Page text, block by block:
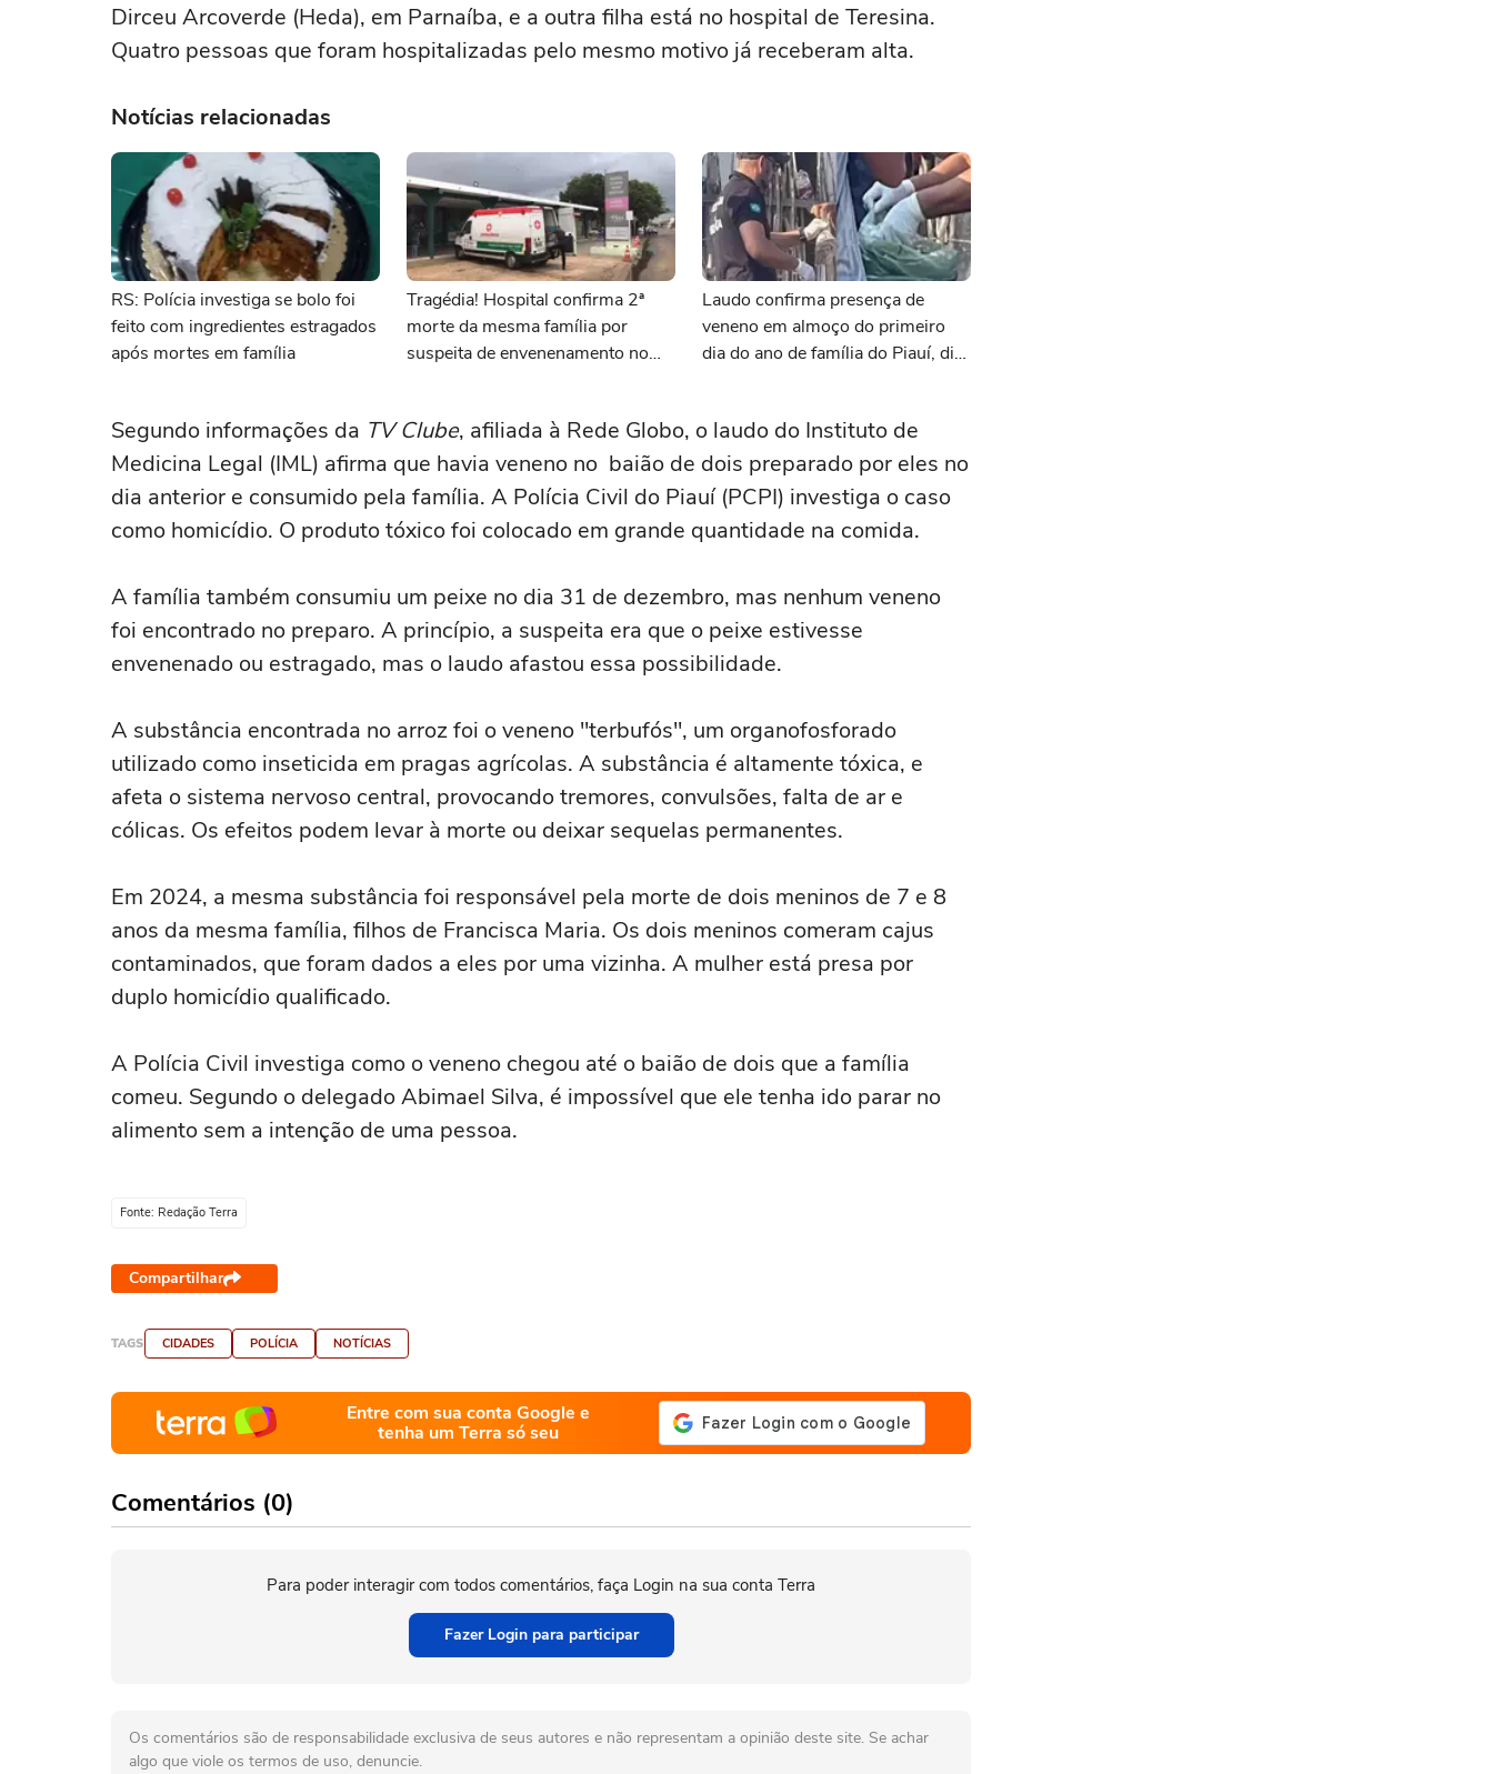
Dirceu Arcoverde (Heda), em Parnaíba, e a outra filha está no hospital de Teresina.
Quatro pessoas que foram hospitalizadas pelo mesmo motivo já receberam alta.
Notícias relacionadas
RS: Polícia investiga se bolo foi
feito com ingredientes estragados
após mortes em família
Tragédia! Hospital confirma 2ª
morte da mesma família por
suspeita de envenenamento no
Laudo confirma presença de
veneno em almoço do primeiro
dia do ano de família do Piauí, diz
Segundo informações da TV Clube, afiliada à Rede Globo, o laudo do Instituto de
Medicina Legal (IML) afirma que havia veneno no baião de dois preparado por eles no
dia anterior e consumido pela família. A Polícia Civil do Piauí (PCPI) investiga o caso
como homicídio. O produto tóxico foi colocado em grande quantidade na comida.
A família também consumiu um peixe no dia 31 de dezembro, mas nenhum veneno
foi encontrado no preparo. A princípio, a suspeita era que o peixe estivesse
envenenado ou estragado, mas o laudo afastou essa possibilidade.
A substância encontrada no arroz foi o veneno "terbufós", um organofosforado
utilizado como inseticida em pragas agrícolas. A substância é altamente tóxica, e
afeta o sistema nervoso central, provocando tremores, convulsões, falta de ar e
cólicas. Os efeitos podem levar à morte ou deixar sequelas permanentes.
Em 2024, a mesma substância foi responsável pela morte de dois meninos de 7 e 8
anos da mesma família, filhos de Francisca Maria. Os dois meninos comeram cajus
contaminados, que foram dados a eles por uma vizinha. A mulher está presa por
duplo homicídio qualificado.
A Polícia Civil investiga como o veneno chegou até o baião de dois que a família
comeu. Segundo o delegado Abimael Silva, é impossível que ele tenha ido parar no
alimento sem a intenção de uma pessoa.
Fonte: Redação Terra
Compartilhar
TAGS CIDADES POLÍCIA NOTÍCIAS
Entre com sua conta Google e
tenha um Terra só seu
Comentários (0)
Para poder interagir com todos comentários, faça Login na sua conta Terra
Fazer Login para participar
Os comentários são de responsabilidade exclusiva de seus autores e não representam a opinião deste site. Se achar
algo que viole os termos de uso, denuncie.